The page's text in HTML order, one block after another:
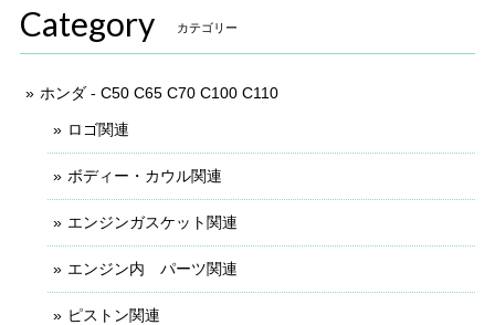
Category カテゴリー
ホンダ - C50 C65 C70 C100 C110
ロゴ関連
ボディー・カウル関連
エンジンガスケット関連
エンジン内 パーツ関連
ピストン関連